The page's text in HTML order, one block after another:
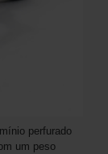
perfurado
um peso